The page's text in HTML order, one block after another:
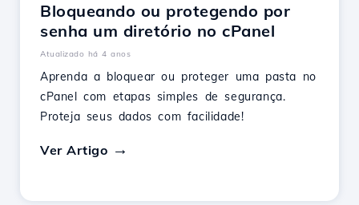
Bloqueando ou protegendo por
senha um diretório no cPanel
Atualizado há 4 anos
Aprenda a bloquear ou proteger uma pasta no
cPanel com etapas simples de segurança.
Proteja seus dados com facilidade!
Ver Artigo